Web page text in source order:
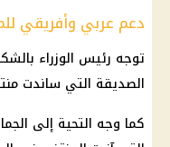
دعم عربي وأفريقي
توجه رئيس الوزراء
الصديقة التي ساندت
كما وجه التحية إلى